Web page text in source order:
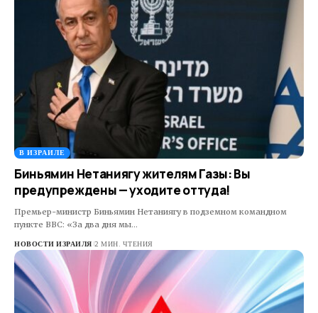
В ИЗРАИЛЕ
Биньямин Нетаниягу жителям Газы: Вы
предупреждены — уходите оттуда!
Премьер-министр Биньямин Нетаниягу в подземном командном
пункте ВВС: «За два дня мы…
НОВОСТИ ИЗРАИЛЯ 2 МИН. ЧТЕНИЯ